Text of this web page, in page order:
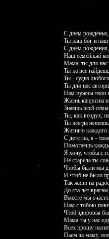
С днем
Ты наш бог и
С днем
Наш семейный
Мама, ты для нас
Ты на все
Ты - судья
Ты для нас
Нам нужны твои
Жизнь капризна
Знаешь всей
Ты, как воздух,
Ты всегда живешь
Жизнью каждого
С детства, я -
Помогаешь
Я хочу, чтобы с
Не старела ты
Чтобы были мы
И чтоб не было
Так живи на
До ста лет
Вместе мы
Нам с тобою
Чтоб здоровья
Мама ты у нас
Всех прошу
Пьем за маму,